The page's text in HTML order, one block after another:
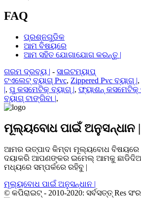
FAQ
ପ୍ରଶ୍ନଗୁଡିକ
ଆମ ବିଷୟରେ
ଆମ ସହିତ ଯୋଗାଯୋଗ କରନ୍ତୁ |
ଗରମ ଦ୍ରବ୍ୟ | - ସାଇଟମ୍ୟାପ୍
ଟଏଲେଟ୍ ବ୍ୟାଗ୍ Pvc, Zippered Pvc ବ୍ୟାଗ୍ |,
|, ପୁ କସମେଟିକ୍ ବ୍ୟାଗ୍ |, ଫ୍ୟାଶନ୍ କସମେଟିକ୍
ବ୍ୟାଗ୍ ଟାଙ୍ଗିବା |,
ମୂଲ୍ୟବୋଧ ପାଇଁ ଅନୁସନ୍ଧାନ |
ଆମର ଉତ୍ପାଦ କିମ୍ବା ମୂଲ୍ୟବୋଧ ବିଷୟରେ
ଦୟାକରି ଆପଣଙ୍କର ଇମେଲ୍ ଆମକୁ ଛାଡିଦିଅ
ମଧ୍ୟରେ ସମ୍ପର୍କରେ ରହିବୁ |
ମୂଲ୍ୟବୋଧ ପାଇଁ ଅନୁସନ୍ଧାନ |
© କପିରାଇଟ୍ - 2010-2020: ସର୍ବସତ୍ତ୍ Res